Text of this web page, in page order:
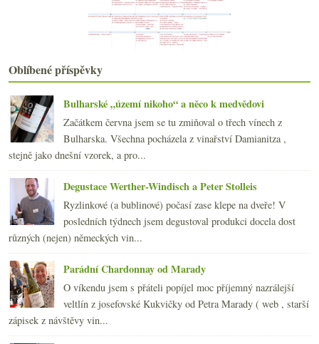
►února(20)
►ledna
►2017(240)
►2016(250)
2015(251)
►2014
►2013(249)
►2012(254)
►2011(252)
► 2010 (249)
2009 (249)
►2008(270)
►2007(108)
Oblíbené příspěvky
Bulharské „území nikoho“ a něco k medvědovi
Začátkem června jsem se tu zmiňoval o třech vínech z
Bulharska. Všechna pocházela z vinařství Damianitza ,
stejně jako dnešní vzorek, a pro...
Degustace Werther-Windisch a Peter Stolleis
Ryzlinkové (a bublinové) počasí zase klepe na dveře! V
posledních týdnech jsem degustoval produkci docela dost
různých (nejen) německých vin...
Parádní Chardonnay od Marady
O víkendu jsem s přáteli popíjel moc příjemný nazrálejší
veltlín z josefovské Kukvičky od Petra Marady ( web , starší
zápisek z návštěvy vin...